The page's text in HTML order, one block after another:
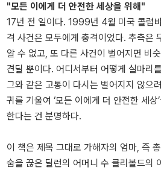
"모든 이에게 더 안전한 세상을 위해"
17년 전 일이다. 1999년 4월 미국 콜럼
격 사건은 모두에게 충격이었다. 추측은
알 수 없고, 또 다른 사건이 벌어지면 비
견딜 뿐이다. 어디서부터 어떻게 실마리
그와 같은 고통이 다시는 벌어지지 않으
귀를 기울여 ‘모든 이에게 더 안전한 세
한다는 건 분명하다.
이 책은 제목 그대로 가해자의 엄마, 즉
숨을 끊은 딜런의 어머니 수 클리볼드의